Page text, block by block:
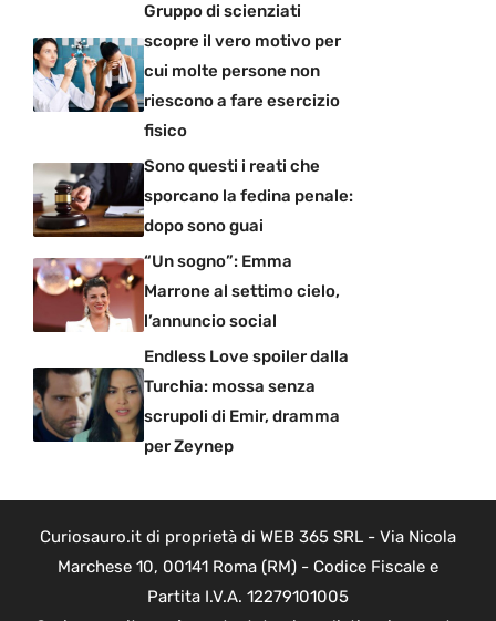
Gruppo di scienziati
scopre il vero motivo per
cui molte persone non
riescono a fare esercizio
fisico
Sono questi i reati che
sporcano la fedina penale:
dopo sono guai
“Un sogno”: Emma
Marrone al settimo cielo,
l’annuncio social
Endless Love spoiler dalla
Turchia: mossa senza
scrupoli di Emir, dramma
per Zeynep
Curiosauro.it di proprietà di WEB 365 SRL - Via Nicola
Marchese 10, 00141 Roma (RM) - Codice Fiscale e
Partita I.V.A. 12279101005